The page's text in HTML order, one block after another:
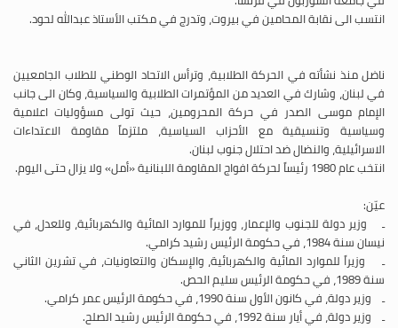
انتسب الى نقابة المحامين في بيروت، وتدرج في مكتب الأستاذ عبدالله لحود.
ناضل منذ نشأته في الحركة الطلابية، وترأس الاتحاد الوطني للطلاب الجامعيين
في لبنان، وشارك في العديد من المؤتمرات الطلابية والسياسية، وكان الى جانب
الإمام موسى الصدر في حركة المحرومين، حيث تولى مسؤوليات اعلامية
وسياسية وتنسيقية مع الأحزاب السياسية، ملتزماً مقاومة الاعتداءات
الاسرائيلية، والنضال ضد احتلال جنوب لبنان.
انتخب عام 1980 رئيساً لحركة افواج المقاومة اللبنانية «أمل» ولا يزال حتى اليوم.
عيّن:
ـ وزير دولة للجنوب والإعمار، ووزيراً للموارد المائية والكهربائية، وللعدل، في
نيسان سنة 1984، في حكومة الرئيس رشيد كرامي.
ـ وزيراً للموارد المائية والكهربائية، والإسكان والتعاونيات، في تشرين الثاني
سنة 1989، في حكومة الرئيس سليم الحص.
ـ وزير دولة، في كانون الأول سنة 1990، في حكومة الرئيس عمر كرامي.
ـ وزير دولة، في أيار سنة 1992، في حكومة الرئيس رشيد الصلح.